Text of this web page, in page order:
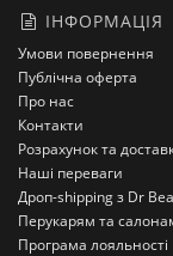
ІНФОРМАЦІЯ
Умови повернення
Публічна оферта
Про нас
Контакти
Розрахунок та
Наші переваги
Дроп-shipping з Dr
Перукарям та
Програма лояльності